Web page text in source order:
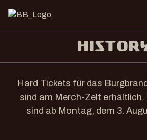
Hard Tickets für das
sind am Merch-Zelt
sind ab Montag, dem 3.